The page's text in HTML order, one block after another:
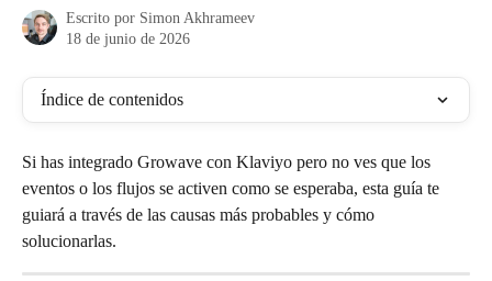
Escrito por Simon Akhrameev
18 de junio de 2026
Índice de contenidos
Si has integrado Growave con Klaviyo pero no ves que los
eventos o los flujos se activen como se esperaba, esta guía te
guiará a través de las causas más probables y cómo
solucionarlas.